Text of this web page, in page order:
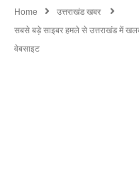
Home
उत्तराखंड खबर
सबसे बड़े साइबर हमले से उत्तराखंड में
वेबसाइट